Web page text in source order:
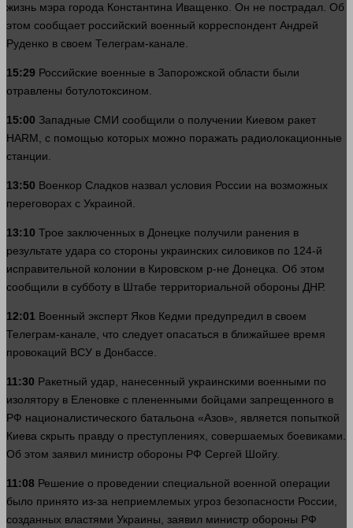
жизнь мэра города Константина Иващенко. Он не пострадал. Об
этом сообщает российский военный корреспондент Андрей
Руденко в своем Телеграм-канале.
15:29 Российские военные в Запорожской области были
отравлены ботулотоксином.
15:00 Западные СМИ сообщили о получении Киевом ракет
HARM, с помощью которых можно поражать радиолокационные
станции.
13:50 Военкор Сладков назвал условия России на возможных
переговорах с Украиной.
13:10 Трое заключенных в Донецке получили ранения в
результате удара со стороны украинских силовиков по 124-й
исправительной колонии в Кировском р-не Донецка. Об этом
сообщили в субботу в Штабе территориальной обороны ДНР.
12:01 Военный эксперт Яков Кедми предупредил в своем
Телеграм-канале, что следует опасаться в ближайшее время
провокаций ВСУ в Донбассе.
11:30 Ракетный удар, нанесенный украинскими военными по
изолятору в Еленовке с плененными бойцами запрещенного в
РФ националистического батальона «Азов», является попыткой
Киева скрыть правду о преступлениях, совершаемых боевиками.
Об этом заявил министр обороны РФ Сергей Шойгу.
11:08 Решение о проведении специальной военной операции
было принято из-за неприемлемых угроз безопасности России,
созданных властями Украины, заявил министр обороны РФ